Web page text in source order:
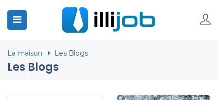
La maison Les Blogs
Les Blogs